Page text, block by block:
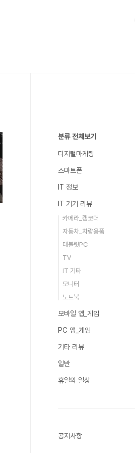
분류 전체보기
디지털마케팅
스마트폰
IT 정보
IT 기기 리뷰
카메라_캠코더
자동차_차량용품
태블릿PC
TV
IT 기타
모니터
노트북
모바일 앱_게임
PC 앱_게임
기타 리뷰
일반
휴일의 일상
공지사항